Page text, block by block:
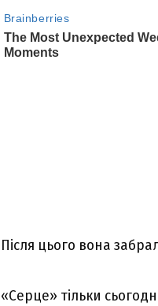
Після цього вона
«Серце» тільки